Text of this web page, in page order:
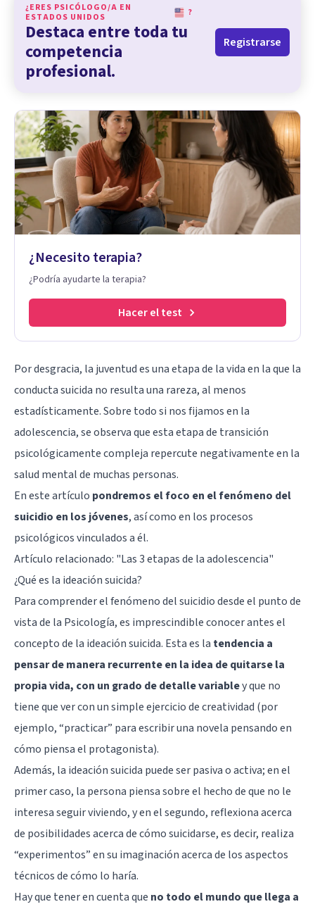
¿ERES PSICÓLOGO/A EN
ESTADOS UNIDOS
?
Destaca entre toda tu
competencia
profesional.
Registrarse
¿Necesito terapia?
¿Podría ayudarte la terapia?
Hacer el test
Por desgracia, la juventud es una etapa de la vida en la que la
conducta suicida no resulta una rareza, al menos
estadísticamente. Sobre todo si nos fijamos en la
adolescencia, se observa que esta etapa de transición
psicológicamente compleja repercute negativamente en la
salud mental de muchas personas.
En este artículo pondremos el foco en el fenómeno del
suicidio en los jóvenes, así como en los procesos
psicológicos vinculados a él.
Artículo relacionado: "Las 3 etapas de la adolescencia"
¿Qué es la ideación suicida?
Para comprender el fenómeno del suicidio desde el punto de
vista de la Psicología, es imprescindible conocer antes el
concepto de la ideación suicida. Esta es la tendencia a
pensar de manera recurrente en la idea de quitarse la
propia vida, con un grado de detalle variabley que no
tiene que ver con un simple ejercicio de creatividad (por
ejemplo, “practicar” para escribir una novela pensando en
cómo piensa el protagonista).
Además, la ideación suicida puede ser pasiva o activa; en el
primer caso, la persona piensa sobre el hecho de que no le
interesa seguir viviendo, y en el segundo, reflexiona acerca
de posibilidades acerca de cómo suicidarse, es decir, realiza
“experimentos” en su imaginación acerca de los aspectos
técnicos de cómo lo haría.
Hay que tener en cuenta que no todo el mundo que llega a